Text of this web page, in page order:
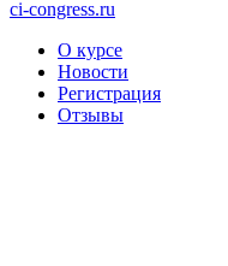
ci-congress.ru
О курсе
Новости
Регистрация
Отзывы